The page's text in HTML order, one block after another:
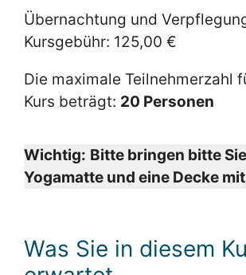
Übernachtung und
Kursgebühr: 125,00 €
Die maximale Teilnehmerzahl
Kurs beträgt: 20 Personen
Wichtig: Bitte bringen bitte
Yogamatte und eine Decke mit
Was Sie in diesem